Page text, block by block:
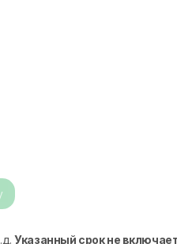
Указанный срок не